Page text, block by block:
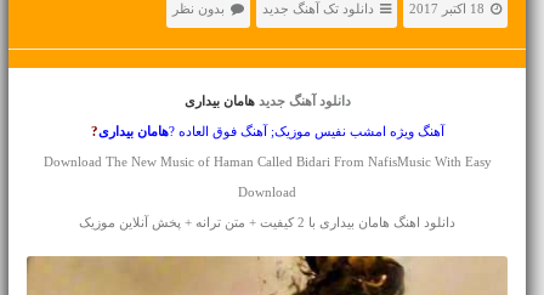
18 اکتبر 2017 دانلود تک آهنگ جدید بدون نظر
دانلود آهنگ جدید هامان بیداری
آهنگ ویژه امشب نفیس موزیک; آهنگ فوق العاده ?هامان بیداری?
Download The New Music of Haman Called Bidari From NafisMusic With Easy
Download
دانلود اهنگ هامان بیداری با 2 کیفیت + متن ترانه + پخش آنلاین موزیک